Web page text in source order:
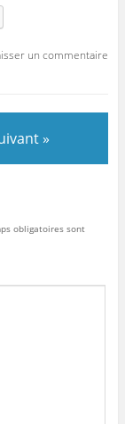
un commentaire
»
obligatoires sont